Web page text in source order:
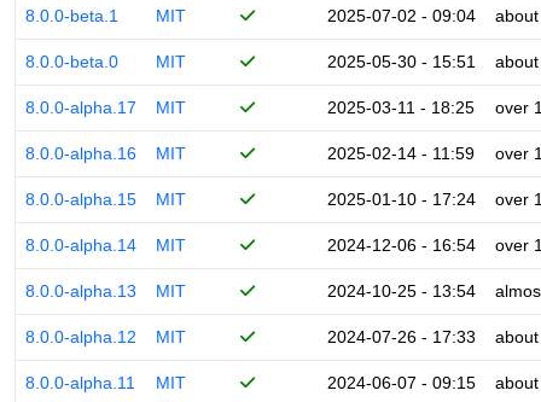
8.0.0-beta.1 MIT 2025-07-02 - 09:04
8.0.0-beta.0 MIT 2025-05-30 - 15:51
8.0.0-alpha.17 MIT 2025-03-11 - 18:25 over
8.0.0-alpha.16 MIT 2025-02-14 - 11:59 over
8.0.0-alpha.15 MIT 2025-01-10 - 17:24 over
8.0.0-alpha.14 MIT 2024-12-06 - 16:54 over
8.0.0-alpha.13 MIT 2024-10-25 - 13:54
8.0.0-alpha.12 MIT 2024-07-26 - 17:33
8.0.0-alpha.11 MIT 2024-06-07 - 09:15